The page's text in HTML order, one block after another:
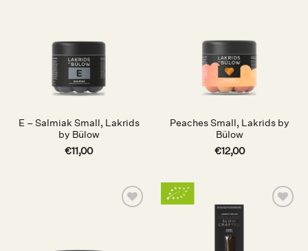
E – Salmiak Small, Lakrids
by Bülow
€11,00
Peaches Small, Lakrids by
Bülow
€12,00